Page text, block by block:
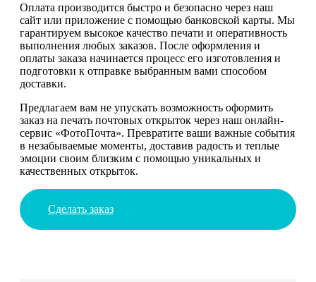
Оплата производится быстро и безопасно через наш
сайт или приложение с помощью банковской карты. Мы
гарантируем высокое качество печати и оперативность
выполнения любых заказов. После оформления и
оплаты заказа начинается процесс его изготовления и
подготовки к отправке выбранным вами способом
доставки.
Предлагаем вам не упускать возможность оформить
заказ на печать почтовых открыток через наш онлайн-
сервис «ФотоПочта». Превратите ваши важные события
в незабываемые моменты, доставив радость и теплые
эмоции своим близким с помощью уникальных и
качественных открыток.
Сделать заказ